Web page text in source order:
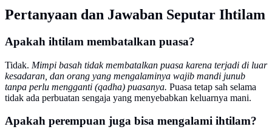
Pertanyaan dan Jawaban Seputar Ihtilam
Apakah ihtilam membatalkan puasa?
Tidak. Mimpi basah tidak membatalkan puasa karena terjadi di luar
kesadaran, dan orang yang mengalaminya wajib mandi junub
tanpa perlu mengganti (qadha) puasanya. Puasa tetap sah selama
tidak ada perbuatan sengaja yang menyebabkan keluarnya mani.
Apakah perempuan juga bisa mengalami ihtilam?